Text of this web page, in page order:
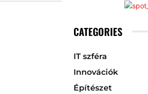
CATEGORIES
IT szféra
Innovációk
Építészet